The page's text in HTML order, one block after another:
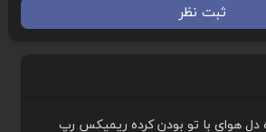
ثبت نظر
دل هوای با تو بودن کرده ریمیکس رپ